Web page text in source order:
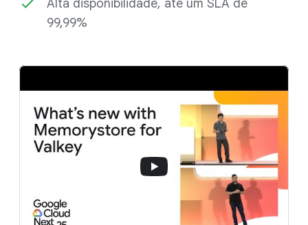
Alta disponibilidade, até um SLA de
99,99%